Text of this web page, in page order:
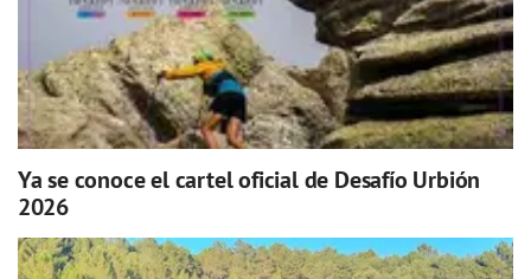
Ya se conoce el cartel oficial de Desafío Urbión
2026